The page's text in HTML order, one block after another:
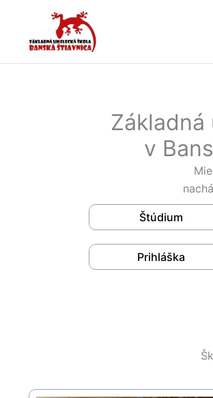
obsah
Základná
v
Štúdium
Prihláška